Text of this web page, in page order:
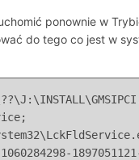
ponownie w
do tego co jest w